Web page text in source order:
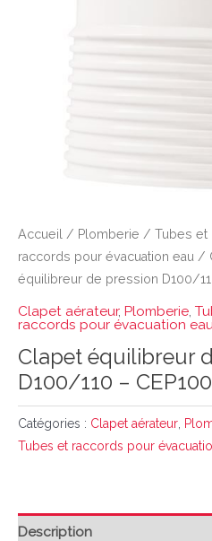
Accueil / Plomberie / Tubes et
raccords pour évacuation eau /
équilibreur de pression D100/
Clapet aérateur, Plomberie
raccords pour évacuation eau
Clapet équilibreur
D100/110 – CEP100
Catégories : Clapet aérateur
Tubes et raccords pour
Description